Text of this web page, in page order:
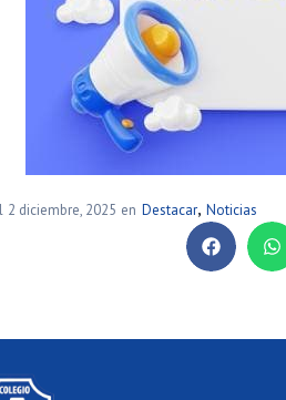
2 diciembre, 2025 en Destacar, Noticias